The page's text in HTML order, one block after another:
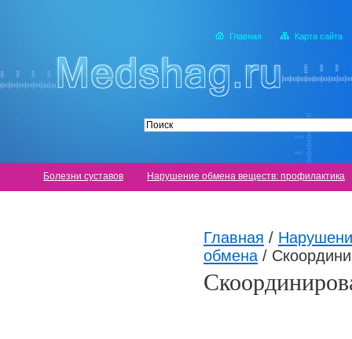
Главная Карта сайта
Болезни суставов Нарушение обмена веществ: профилактика
Главная /
обмена /